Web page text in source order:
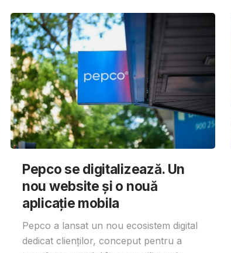
Pepco se digitalizează. Un
nou website și o nouă
aplicație mobila
Pepco a lansat un nou ecosistem digital
dedicat clienților, conceput pentru a